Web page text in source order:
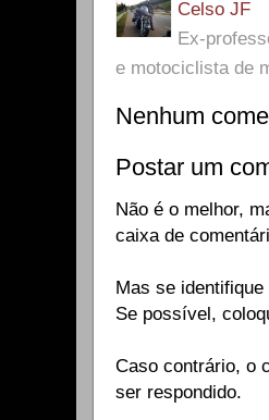
Celso JF
Ex-
e motociclista de
Nenhum
Postar um
Não é o melhor,
caixa de
Mas se
Se possível,
Caso contrário, o
ser respondido.